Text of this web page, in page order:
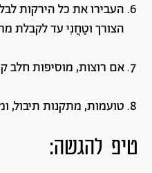
העבירו את כל הירקות
הצורך וטַחֲנִי עד לקבלת
אם רוצות, מוסיפות חלב
טועמות, מתקנות תיבול,
טיפ להגשה: